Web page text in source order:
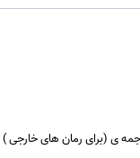
ی (برای رمان های خارجی )